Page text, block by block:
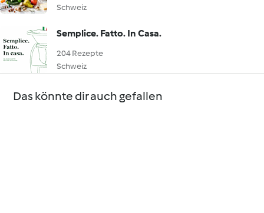
Schweiz
Semplice. Fatto. In Casa.
204 Rezepte
Schweiz
Das könnte dir auch gefallen